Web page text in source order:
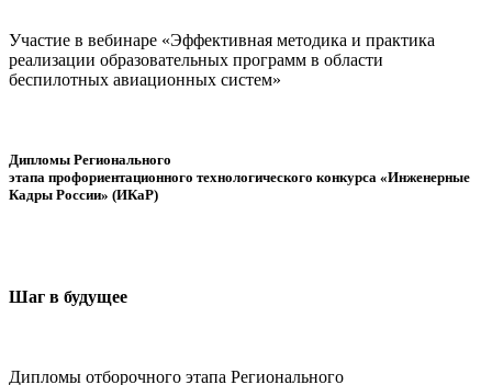
Участие в вебинаре «Эффективная методика и практика
реализации образовательных программ в области
беспилотных авиационных систем»
Дипломы Регионального
этапа профориентационного технологического конкурса «Инженерные
Кадры России» (ИКаР)
Шаг в будущее
Дипломы отборочного этапа Регионального